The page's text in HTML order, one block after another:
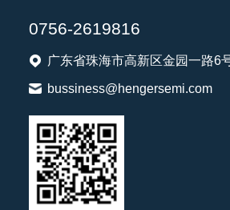
0756-2619816
广东省珠海市高新区金园一路6
bussiness@hengersemi.com